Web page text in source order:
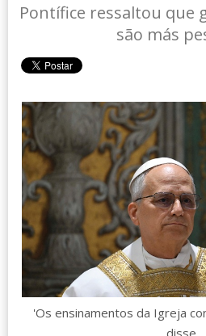
Pontífice ressaltou que
são más
'Os ensinamentos da Igreja
disse